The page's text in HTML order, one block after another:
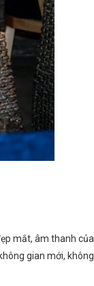
mắt, âm thanh của
gian mới, không